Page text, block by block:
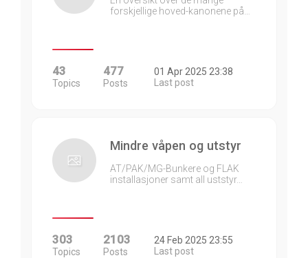
forskjellige hoved-kanonene på…
43
Topics
477
Posts
01 Apr 2025 23:38
Last post
Mindre våpen og utstyr
AT/PAK/MG-Bunkere og FLAK
installasjoner samt all uststyr…
303
Topics
2103
Posts
24 Feb 2025 23:55
Last post